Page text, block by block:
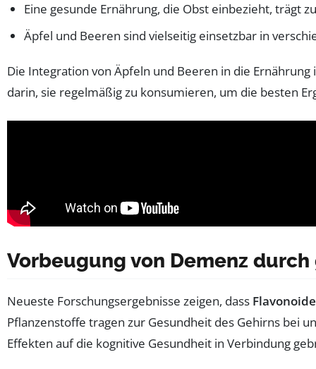
Eine gesunde Ernährung, die Obst einbezieht, trägt
Äpfel und Beeren sind vielseitig einsetzbar in
Die Integration von Äpfeln und Beeren in die
darin, sie regelmäßig zu konsumieren, um die besten
Vorbeugung von Demenz
Neueste Forschungsergebnisse zeigen, dass Flavonoide
Pflanzenstoffe tragen zur Gesundheit des Gehirns bei
Effekten auf die kognitive Gesundheit in Verbindung